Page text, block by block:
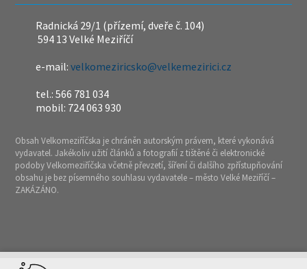
Radnická 29/1 (přízemí, dveře č. 104)
594 13 Velké Meziříčí
e-mail:velkomeziricsko@velkemezirici.cz
tel.: 566 781 034
mobil: 724 063 930
Obsah Velkomeziříčska je chráněn autorským právem, které vykonává
vydavatel. Jakékoliv užití článků a fotografií z tištěné či elektronické
podoby Velkomeziříčska včetně převzetí, šíření či dalšího zpřístupňování
obsahu je bez písemného souhlasu vydavatele – město Velké Meziříčí –
ZAKÁZÁNO.